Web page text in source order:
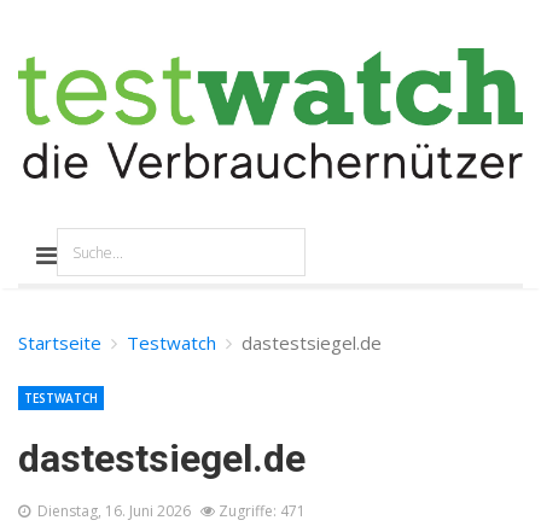
Startseite Testwatch dastestsiegel.de
dastestsiegel.de
TESTWATCH
Dienstag, 16. Juni 2026 Zugriffe: 471